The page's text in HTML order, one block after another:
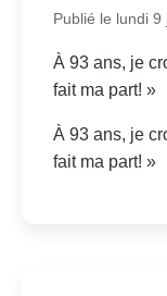
Publié le lundi 9
À 93 ans, je
fait ma part! »
À 93 ans, je
fait ma part! »